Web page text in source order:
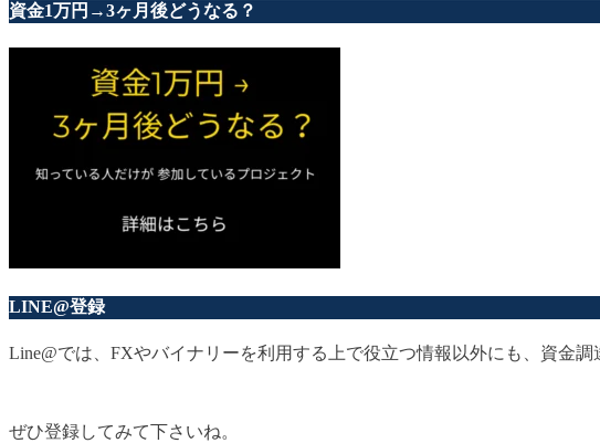
資金1万円→3ヶ月後どうなる？
LINE@登録
Line@では、FXやバイナリーを利用する上で役立つ情報以外にも、資金
ぜひ登録してみて下さいね。